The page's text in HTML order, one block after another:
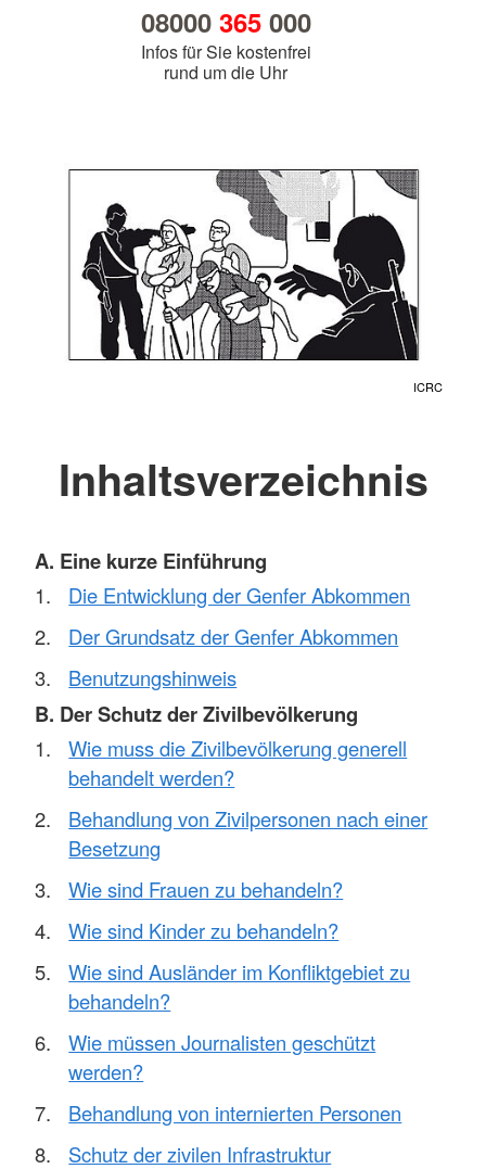
08000 365000
Infos für Sie kostenfrei
rund um die Uhr
ICRC
Inhaltsverzeichnis
A. Eine kurze Einführung
Die Entwicklung der Genfer Abkommen
Der Grundsatz der Genfer Abkommen
Benutzungshinweis
B. Der Schutz der Zivilbevölkerung
Wie muss die Zivilbevölkerung generell
behandelt werden?
Behandlung von Zivilpersonen nach einer
Besetzung
Wie sind Frauen zu behandeln?
Wie sind Kinder zu behandeln?
Wie sind Ausländer im Konfliktgebiet zu
behandeln?
Wie müssen Journalisten geschützt
werden?
Behandlung von internierten Personen
Schutz der zivilen Infrastruktur